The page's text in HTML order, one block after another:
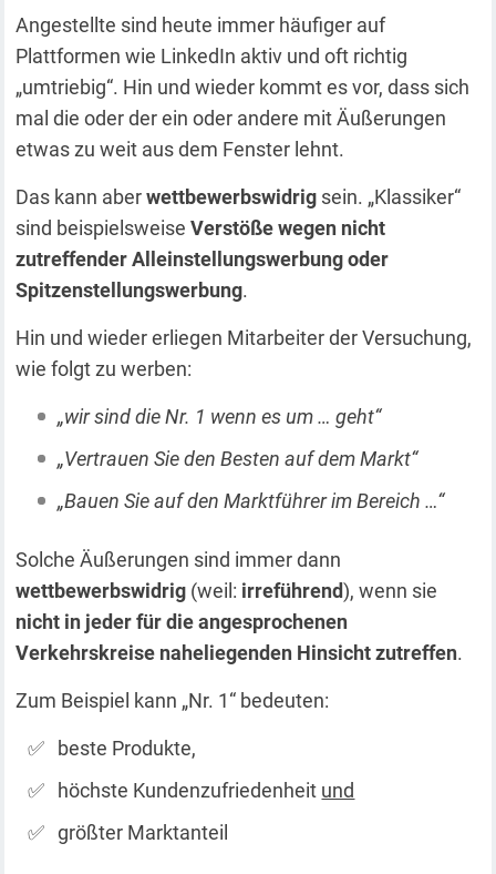
Angestellte sind heute immer häufiger auf
Plattformen wie LinkedIn aktiv und oft richtig
„umtriebig“. Hin und wieder kommt es vor, dass sich
mal die oder der ein oder andere mit Äußerungen
etwas zu weit aus dem Fenster lehnt.
Das kann aberwettbewerbswidrig sein. „Klassiker“
sind beispielsweiseVerstöße wegen nicht
zutreffender Alleinstellungswerbung oder
Spitzenstellungswerbung.
Hin und wieder erliegen Mitarbeiter der Versuchung,
wie folgt zu werben:
„wir sind die Nr. 1 wenn es um … geht“
„Vertrauen Sie den Besten auf dem Markt“
„Bauen Sie auf den Marktführer im Bereich …“
Solche Äußerungen sind immer dann
wettbewerbswidrig (weil: irreführend), wenn sie
nicht in jeder für die angesprochenen
Verkehrskreise naheliegenden Hinsicht zutreffen.
Zum Beispiel kann „Nr. 1“ bedeuten:
beste Produkte,
höchste Kundenzufriedenheit und
größter Marktanteil